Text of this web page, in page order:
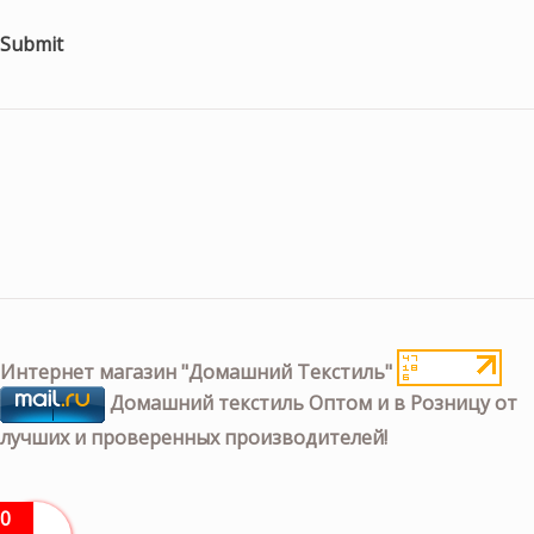
Submit
Интернет магазин "Домашний Текстиль"
Домашний текстиль Оптом и в Розницу от
лучших и проверенных производителей!
0